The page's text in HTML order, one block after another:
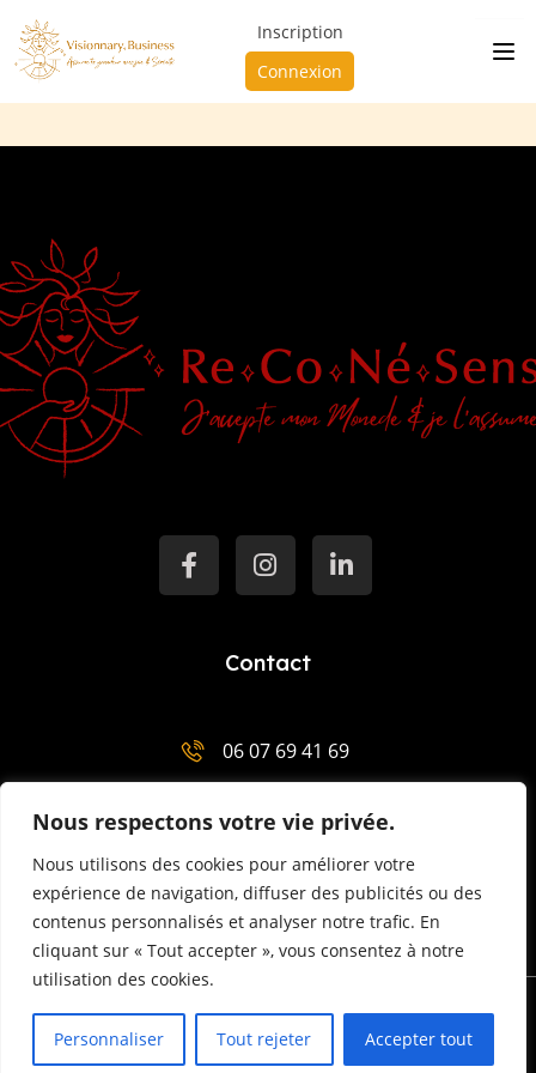
Nous respectons votre vie privée.
Nous utilisons des cookies pour améliorer votre
expérience de navigation, diffuser des publicités ou des
contenus personnalisés et analyser notre trafic. En
cliquant sur « Tout accepter », vous consentez à notre
utilisation des cookies.
Personnaliser Tout rejeter Accepter tout
Inscription
Connexion
Contact
06 07 69 41 69
3 Place Charles de Gaulle 29300 Quimperlé
Power by Visionary-business.